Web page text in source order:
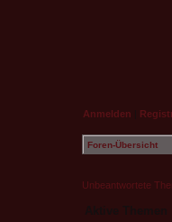
Anmelden
Foren-Übersicht
Unbeantwortete